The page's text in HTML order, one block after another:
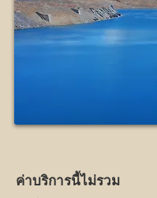
ค่าบริการนี้ไม่รวม